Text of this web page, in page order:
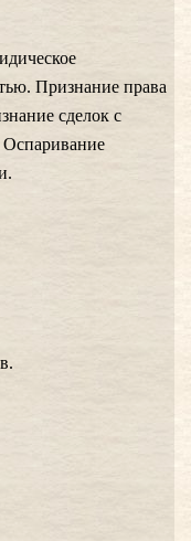
Признание права
сделок с